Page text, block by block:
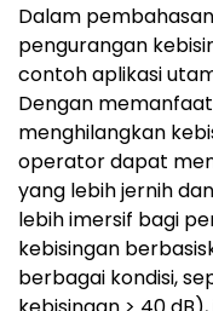
Dalam
pengurangan
contoh aplikasi
Dengan
menghilangkan
operator dapat
yang lebih jernih
lebih imersif bagi
kebisingan
berbagai kondisi,